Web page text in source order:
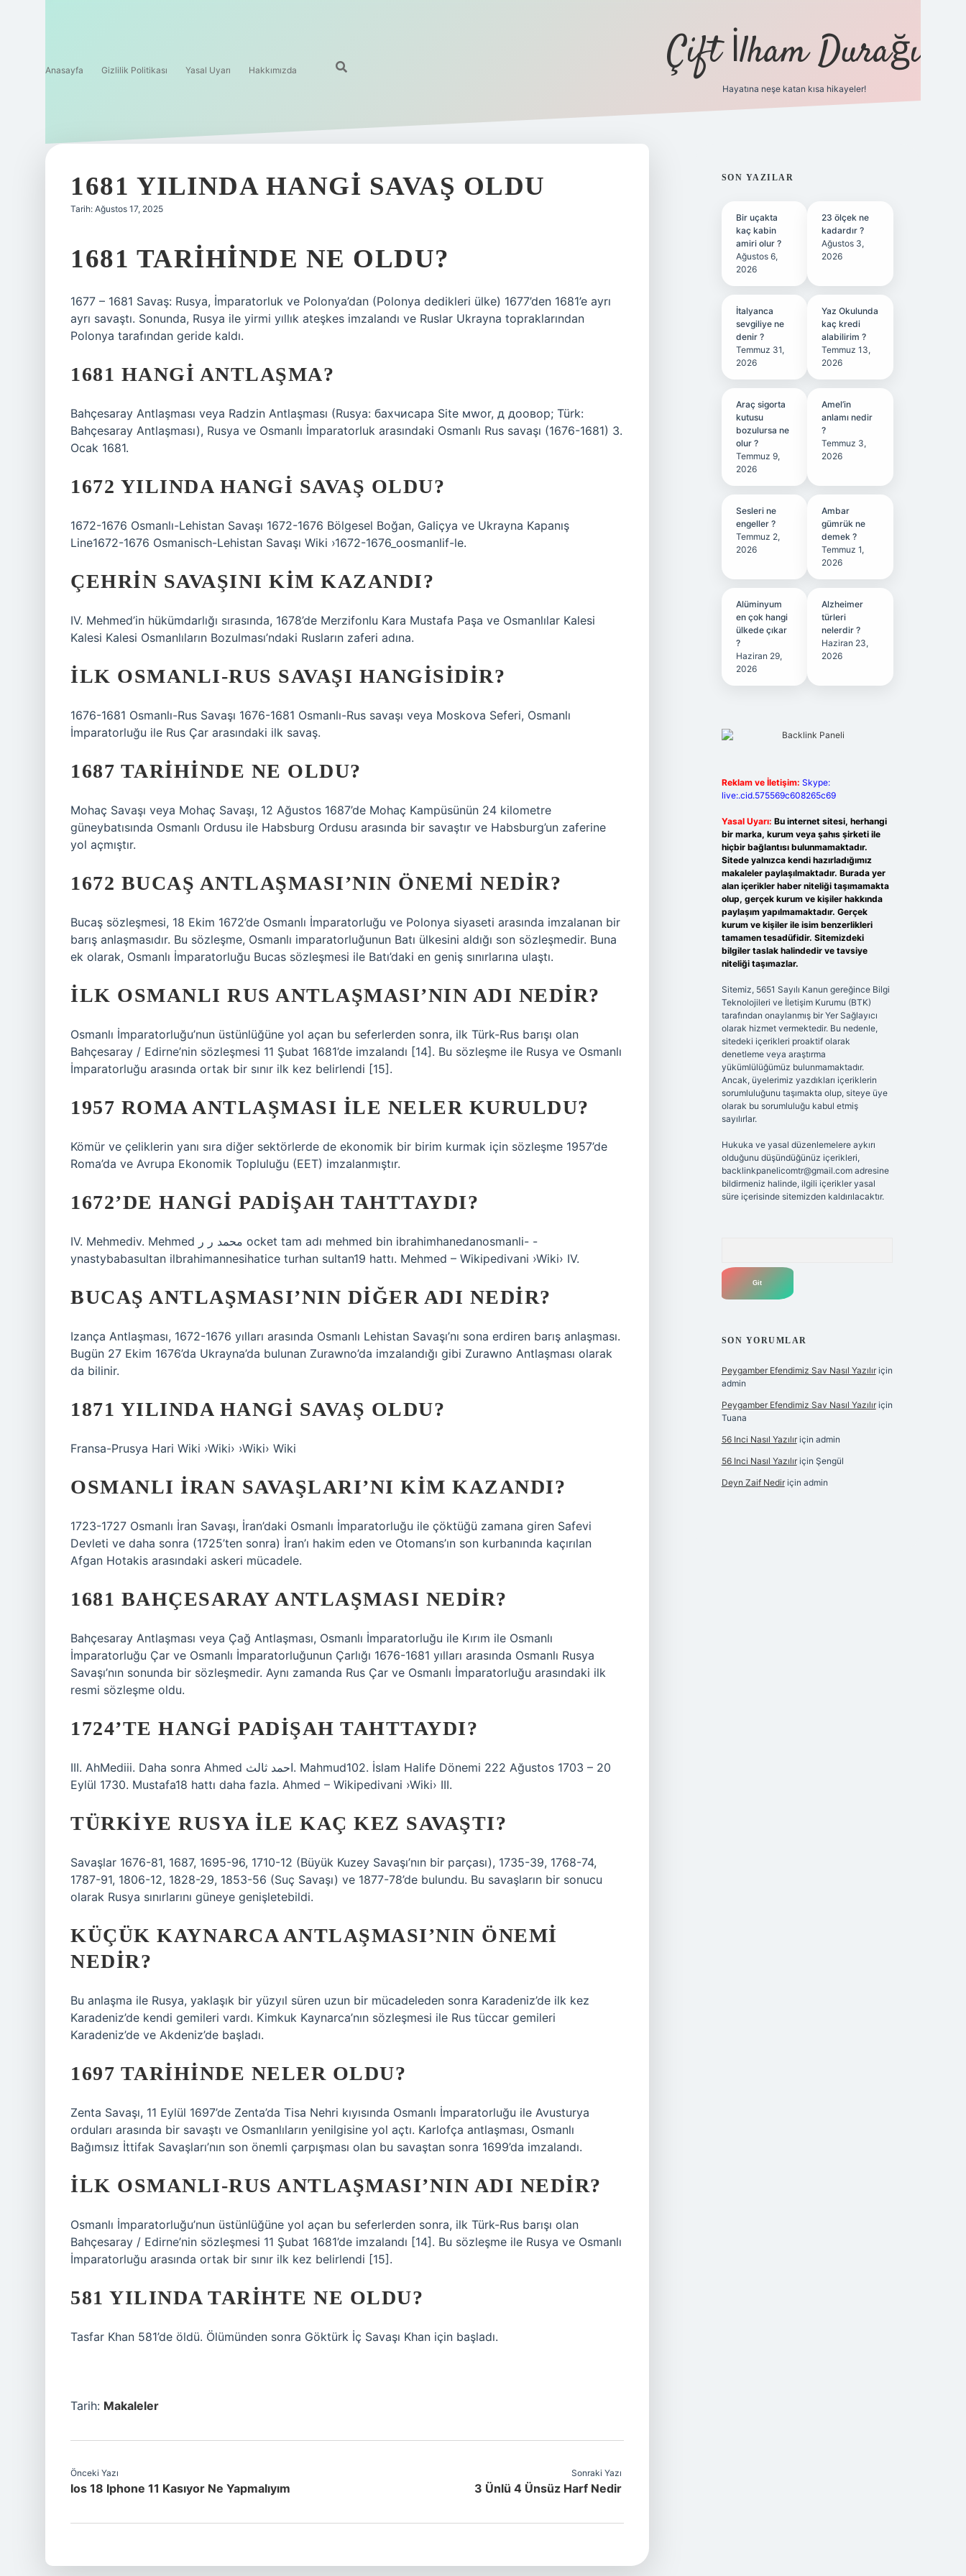
Anasayfa Gizlilik Politikası Yasal Uyarı Hakkımızda Çift İlham Durağı
Hayatına neşe katan kısa hikayeler!
1681 YILINDA HANGI SAVAŞ OLDU
Tarih: Ağustos 17, 2025
1681 TARIHINDE NE OLDU?
1677 – 1681 Savaş: Rusya, İmparatorluk ve Polonya’dan (Polonya dedikleri ülke) 1677’den 1681’e ayrı
ayrı savaştı. Sonunda, Rusya ile yirmi yıllık ateşkes imzalandı ve Ruslar Ukrayna topraklarından
Polonya tarafından geride kaldı.
1681 HANGI ANTLAŞMA?
Bahçesaray Antlaşması veya Radzin Antlaşması (Rusya: бахчисара Site мwor, д доовор; Türk:
Bahçesaray Antlaşması), Rusya ve Osmanlı İmparatorluk arasındaki Osmanlı Rus savaşı (1676-1681) 3.
Ocak 1681.
1672 YILINDA HANGI SAVAŞ OLDU?
1672-1676 Osmanlı-Lehistan Savaşı 1672-1676 Bölgesel Boğan, Galiçya ve Ukrayna Kapanış
Line1672-1676 Osmanisch-Lehistan Savaşı Wiki ›1672-1676_oosmanlif-le.
ÇEHRIN SAVAŞINI KIM KAZANDI?
IV. Mehmed’in hükümdarlığı sırasında, 1678’de Merzifonlu Kara Mustafa Paşa ve Osmanlılar Kalesi
Kalesi Kalesi Osmanlıların Bozulması’ndaki Rusların zaferi adına.
İLK OSMANLI-RUS SAVAŞI HANGISIDIR?
1676-1681 Osmanlı-Rus Savaşı 1676-1681 Osmanlı-Rus savaşı veya Moskova Seferi, Osmanlı
İmparatorluğu ile Rus Çar arasındaki ilk savaş.
1687 TARIHINDE NE OLDU?
Mohaç Savaşı veya Mohaç Savaşı, 12 Ağustos 1687’de Mohaç Kampüsünün 24 kilometre
güneybatısında Osmanlı Ordusu ile Habsburg Ordusu arasında bir savaştır ve Habsburg’un zaferine
yol açmıştır.
1672 BUCAŞ ANTLAŞMASI’NIN ÖNEMI NEDIR?
Bucaş sözleşmesi, 18 Ekim 1672’de Osmanlı İmparatorluğu ve Polonya siyaseti arasında imzalanan bir
barış anlaşmasıdır. Bu sözleşme, Osmanlı imparatorluğunun Batı ülkesini aldığı son sözleşmedir. Buna
ek olarak, Osmanlı İmparatorluğu Bucas sözleşmesi ile Batı’daki en geniş sınırlarına ulaştı.
İLK OSMANLI RUS ANTLAŞMASI’NIN ADI NEDIR?
Osmanlı İmparatorluğu’nun üstünlüğüne yol açan bu seferlerden sonra, ilk Türk-Rus barışı olan
Bahçesaray / Edirne’nin sözleşmesi 11 Şubat 1681’de imzalandı [14]. Bu sözleşme ile Rusya ve Osmanlı
İmparatorluğu arasında ortak bir sınır ilk kez belirlendi [15].
1957 ROMA ANTLAŞMASI ILE NELER KURULDU?
Kömür ve çeliklerin yanı sıra diğer sektörlerde de ekonomik bir birim kurmak için sözleşme 1957’de
Roma’da ve Avrupa Ekonomik Topluluğu (EET) imzalanmıştır.
1672’DE HANGI PADIŞAH TAHTTAYDI?
IV. Mehmediv. Mehmed محمد ر ر ocket tam adı mehmed bin ibrahimhanedanosmanli- -
ynastybabasultan ilbrahimannesihatice turhan sultan19 hattı. Mehmed – Wikipedivani ›Wiki› IV.
BUCAŞ ANTLAŞMASI’NIN DIĞER ADI NEDIR?
Izança Antlaşması, 1672-1676 yılları arasında Osmanlı Lehistan Savaşı’nı sona erdiren barış anlaşması.
Bugün 27 Ekim 1676’da Ukrayna’da bulunan Zurawno’da imzalandığı gibi Zurawno Antlaşması olarak
da bilinir.
1871 YILINDA HANGI SAVAŞ OLDU?
Fransa-Prusya Hari Wiki ›Wiki› ›Wiki› Wiki
OSMANLI İRAN SAVAŞLARI’NI KIM KAZANDI?
1723-1727 Osmanlı İran Savaşı, İran’daki Osmanlı İmparatorluğu ile çöktüğü zamana giren Safevi
Devleti ve daha sonra (1725’ten sonra) İran’ı hakim eden ve Otomans’ın son kurbanında kaçırılan
Afgan Hotakis arasındaki askeri mücadele.
1681 BAHÇESARAY ANTLAŞMASI NEDIR?
Bahçesaray Antlaşması veya Çağ Antlaşması, Osmanlı İmparatorluğu ile Kırım ile Osmanlı
İmparatorluğu Çar ve Osmanlı İmparatorluğunun Çarlığı 1676-1681 yılları arasında Osmanlı Rusya
Savaşı’nın sonunda bir sözleşmedir. Aynı zamanda Rus Çar ve Osmanlı İmparatorluğu arasındaki ilk
resmi sözleşme oldu.
1724’TE HANGI PADIŞAH TAHTTAYDI?
III. AhMediii. Daha sonra Ahmed احمد ثالث. Mahmud102. İslam Halife Dönemi 222 Ağustos 1703 – 20
Eylül 1730. Mustafa18 hattı daha fazla. Ahmed – Wikipedivani ›Wiki› III.
TÜRKIYE RUSYA ILE KAÇ KEZ SAVAŞTI?
Savaşlar 1676-81, 1687, 1695-96, 1710-12 (Büyük Kuzey Savaşı’nın bir parçası), 1735-39, 1768-74,
1787-91, 1806-12, 1828-29, 1853-56 (Suç Savaşı) ve 1877-78’de bulundu. Bu savaşların bir sonucu
olarak Rusya sınırlarını güneye genişletebildi.
KÜÇÜK KAYNARCA ANTLAŞMASI’NIN ÖNEMI
NEDIR?
Bu anlaşma ile Rusya, yaklaşık bir yüzyıl süren uzun bir mücadeleden sonra Karadeniz’de ilk kez
Karadeniz’de kendi gemileri vardı. Kimkuk Kaynarca’nın sözleşmesi ile Rus tüccar gemileri
Karadeniz’de ve Akdeniz’de başladı.
1697 TARIHINDE NELER OLDU?
Zenta Savaşı, 11 Eylül 1697’de Zenta’da Tisa Nehri kıyısında Osmanlı İmparatorluğu ile Avusturya
orduları arasında bir savaştı ve Osmanlıların yenilgisine yol açtı. Karlofça antlaşması, Osmanlı
Bağımsız İttifak Savaşları’nın son önemli çarpışması olan bu savaştan sonra 1699’da imzalandı.
İLK OSMANLI-RUS ANTLAŞMASI’NIN ADI NEDIR?
Osmanlı İmparatorluğu’nun üstünlüğüne yol açan bu seferlerden sonra, ilk Türk-Rus barışı olan
Bahçesaray / Edirne’nin sözleşmesi 11 Şubat 1681’de imzalandı [14]. Bu sözleşme ile Rusya ve Osmanlı
İmparatorluğu arasında ortak bir sınır ilk kez belirlendi [15].
581 YILINDA TARIHTE NE OLDU?
Tasfar Khan 581’de öldü. Ölümünden sonra Göktürk İç Savaşı Khan için başladı.
Tarih: Makaleler
Önceki Yazı
Ios 18 Iphone 11 Kasıyor Ne Yapmalıyım
Sonraki Yazı
3 Ünlü 4 Ünsüz Harf Nedir
SIDEBAR
SON YAZILAR
Bir uçakta
kaç kabin
amiri olur ?
Ağustos 6,
2026
23 ölçek ne
kadardır ?
Ağustos 3,
2026
İtalyanca
sevgiliye ne
denir ?
Temmuz 31,
2026
Yaz Okulunda
kaç kredi
alabilirim ?
Temmuz 13,
2026
Araç sigorta
kutusu
bozulursa ne
olur ?
Temmuz 9,
2026
Amel’in
anlamı nedir
?
Temmuz 3,
2026
Sesleri ne
engeller ?
Temmuz 2,
2026
Ambar
gümrük ne
demek ?
Temmuz 1,
2026
Alüminyum
en çok hangi
ülkede çıkar
?
Haziran 29,
2026
Alzheimer
türleri
nelerdir ?
Haziran 23,
2026
Reklam ve İletişim: Skype:
live:.cid.575569c608265c69
Yasal Uyarı: Bu internet sitesi, herhangi
bir marka, kurum veya şahıs şirketi ile
hiçbir bağlantısı bulunmamaktadır.
Sitede yalnızca kendi hazırladığımız
makaleler paylaşılmaktadır. Burada yer
alan içerikler haber niteliği taşımamakta
olup, gerçek kurum ve kişiler hakkında
paylaşım yapılmamaktadır. Gerçek
kurum ve kişiler ile isim benzerlikleri
tamamen tesadüfidir. Sitemizdeki
bilgiler taslak halindedir ve tavsiye
niteliği taşımazlar.
Sitemiz, 5651 Sayılı Kanun gereğince Bilgi
Teknolojileri ve İletişim Kurumu (BTK)
tarafından onaylanmış bir Yer Sağlayıcı
olarak hizmet vermektedir. Bu nedenle,
sitedeki içerikleri proaktif olarak
denetleme veya araştırma
yükümlülüğümüz bulunmamaktadır.
Ancak, üyelerimiz yazdıkları içeriklerin
sorumluluğunu taşımakta olup, siteye üye
olarak bu sorumluluğu kabul etmiş
sayılırlar.
Hukuka ve yasal düzenlemelere aykırı
olduğunu düşündüğünüz içerikleri,
backlinkpanelicomtr@gmail.comadresine
bildirmeniz halinde, ilgili içerikler yasal
süre içerisinde sitemizden kaldırılacaktır.
SON YORUMLAR
Peygamber Efendimiz Sav Nasıl Yazılıriçin
admin
Peygamber Efendimiz Sav Nasıl Yazılıriçin
Tuana
56 Inci Nasıl Yazılıriçin admin
56 Inci Nasıl Yazılıriçin Şengül
Deyn Zaif Nediriçin admin